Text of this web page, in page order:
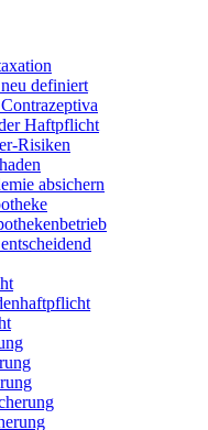
definiert
Haftpflicht
Risiken
absichern